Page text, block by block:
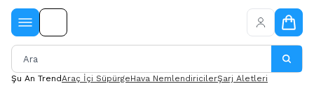
Şu An TrendAraç İçi SüpürgeHava NemlendiricilerŞarj Aletleri